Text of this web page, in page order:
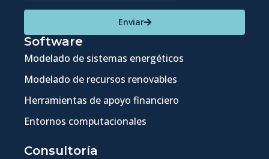
Enviar
Software
Modelado de sistemas energéticos
Modelado de recursos renovables
Herramientas de apoyo financiero
Entornos computacionales
Consultoría